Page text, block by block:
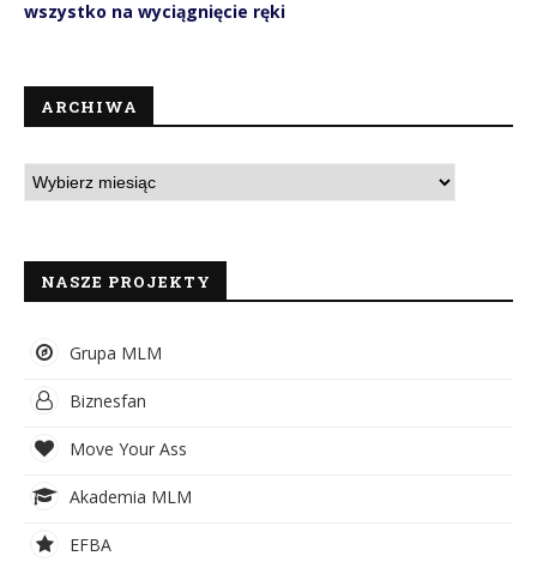
wszystko na wyciągnięcie ręki
ARCHIWA
NASZE PROJEKTY
Grupa MLM
Biznesfan
Move Your Ass
Akademia MLM
EFBA